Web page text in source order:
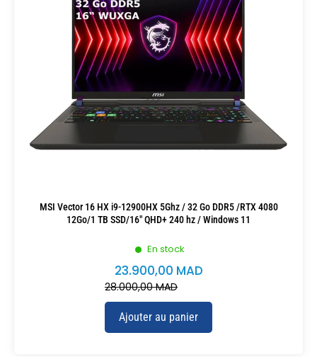
En stock
MSI Vector 16 HX i9-12900HX 5Ghz / 32 Go DDR5 /RTX 4080
12Go/1 TB SSD/16″ QHD+ 240 hz / Windows 11
28.000,00MAD
23.900,00 MAD
Ajouter au panier